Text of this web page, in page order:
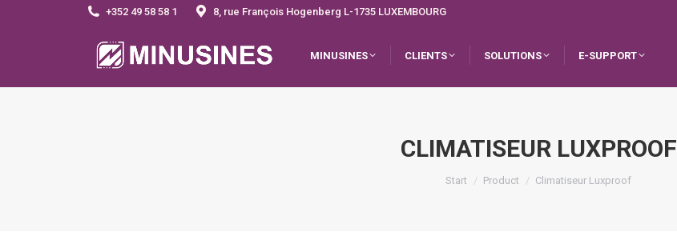
+352 49 58 58 1 8, rue François Hogenberg L-1735 LUXEMBOURG
MINUSINES CLIENTS SOLUTIONS E-SUPPORT
CLIMATISEUR LUXPROOF
Sie befinden sich hier:
Start Product Climatiseur Luxproof